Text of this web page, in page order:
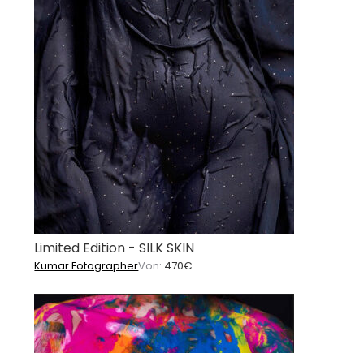
Limited Edition - SILK SKIN
Kumar FotographerVon: 470€